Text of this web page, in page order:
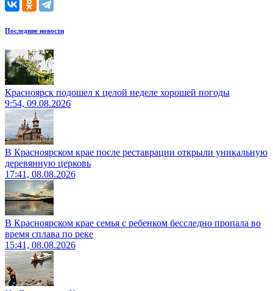
Последние новости
Красноярск подошел к целой неделе хорошей погоды
9:54, 09.08.2026
В Красноярском крае после реставрации открыли уникальную
деревянную церковь
17:41, 08.08.2026
В Красноярском крае семья с ребенком бесследно пропала во
время сплава по реке
15:41, 08.08.2026